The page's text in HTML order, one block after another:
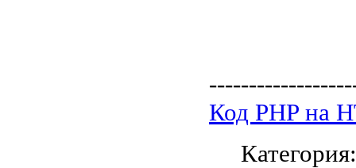
Код PHP на